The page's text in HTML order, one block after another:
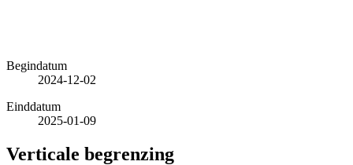
Begindatum
2024-12-02
Einddatum
2025-01-09
Verticale begrenzing